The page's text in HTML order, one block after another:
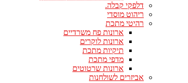
דלפקי קבלה.
ריהוט מוסדי
רהיטי מתכת
ארונות פח משרדיים
ארונות לוקרים
תיקיות מתכת
מדפי מתכת
ארונות שרטוטים
אביזרים לשולחנות